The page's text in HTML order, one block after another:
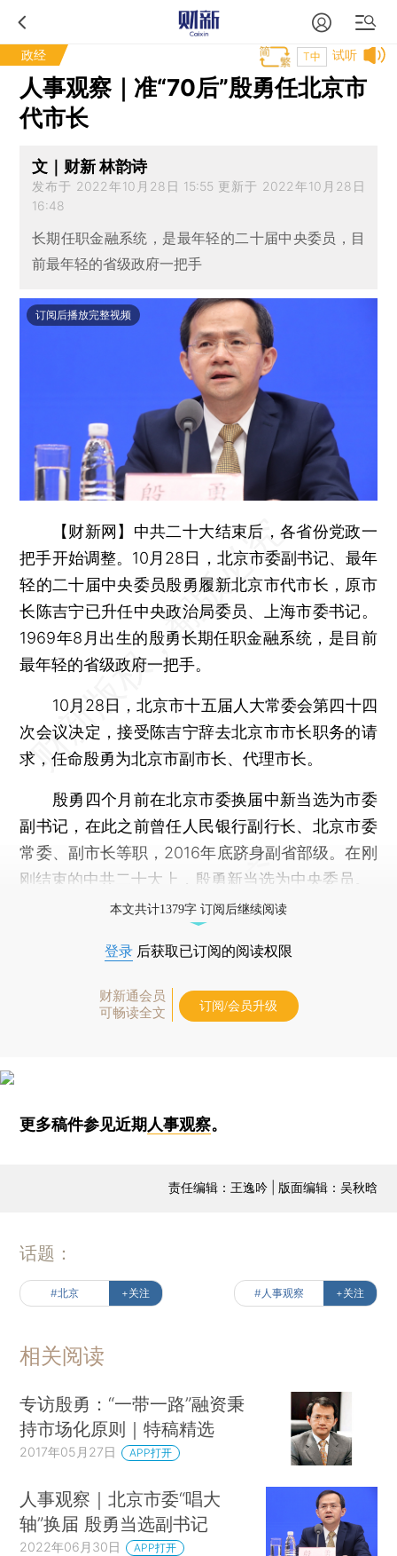
政经 试听
T中
人事观察｜准“70后”殷勇任北京市
代市长
文｜财新 林韵诗
发布于 2022年10月28日 15:55 更新于 2022年10月28日
16:48
长期任职金融系统，是最年轻的二十届中央委员，目
前最年轻的省级政府一把手
订阅后播放完整视频
【财新网】 中共二十大结束后，各省份党政一
把手开始调整。10月28日，北京市委副书记、最年
轻的二十届中央委员殷勇履新北京市代市长，原市
长陈吉宁已升任中央政治局委员、上海市委书记。
1969年8月出生的殷勇长期任职金融系统，是目前
最年轻的省级政府一把手。
10月28日，北京市十五届人大常委会第四十四
次会议决定，接受陈吉宁辞去北京市市长职务的请
求，任命殷勇为北京市副市长、代理市长。
殷勇四个月前在北京市委换届中新当选为市委
副书记，在此之前曾任人民银行副行长、北京市委
常委、副市长等职，2016年底跻身副省部级。在刚
刚结束的中共二十大上，殷勇新当选为中央委员。
本文共计1379字 订阅后继续阅读
登录 后获取已订阅的阅读权限
财新通会员
可畅读全文
订阅/会员升级
更多稿件参见近期 人事观察。
责任编辑：王逸吟 | 版面编辑：吴秋晗
话题：
#北京 +关注 #人事观察 +关注
相关阅读
专访殷勇：“一带一路”融资秉
持市场化原则｜特稿精选
2017年05月27日 APP打开
人事观察｜北京市委“唱大
轴”换届 殷勇当选副书记
2022年06月30日 APP打开